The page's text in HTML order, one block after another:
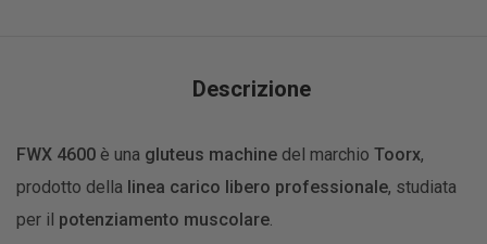
Descrizione
FWX 4600 è una gluteus machine del marchio Toorx,
prodotto della linea carico libero professionale, studiata
per il potenziamento muscolare.